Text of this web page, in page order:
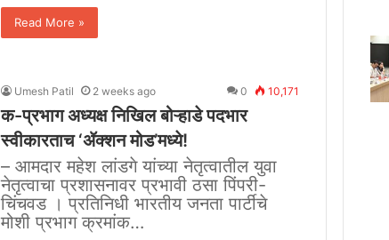
Read More »
Umesh Patil 2 weeks ago 0 10,171
क-प्रभाग अध्यक्ष निखिल बोऱ्हाडे पदभार
स्वीकारताच ‘ॲक्शन मोड’मध्ये!
– आमदार महेश लांडगे यांच्या नेतृत्वातील युवा
नेतृत्वाचा प्रशासनावर प्रभावी ठसा पिंपरी-
चिंचवड । प्रतिनिधी भारतीय जनता पार्टीचे
मोशी प्रभाग क्रमांक…